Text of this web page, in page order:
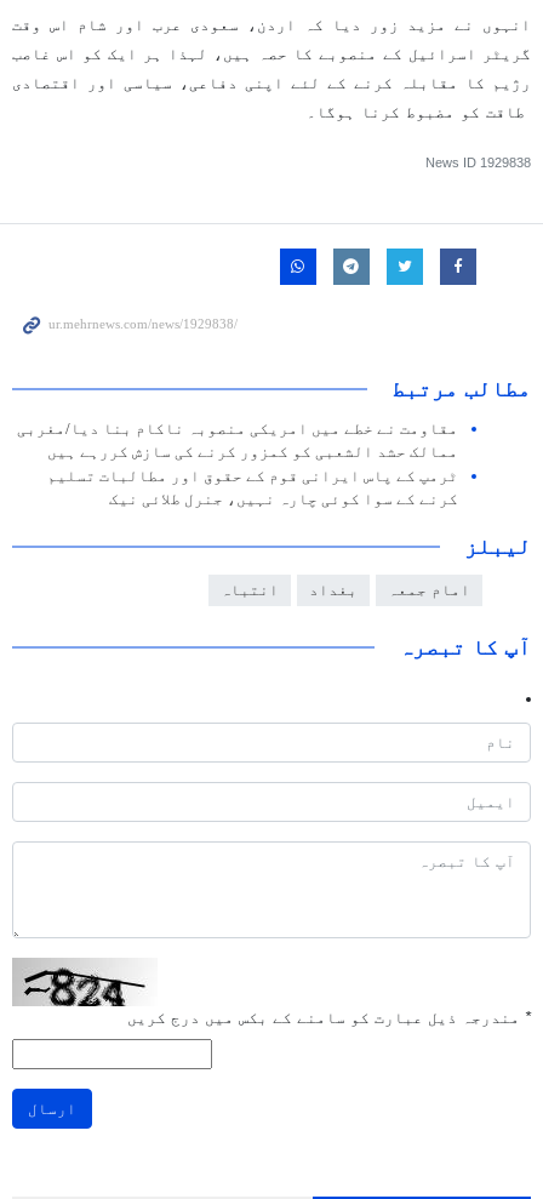
انہوں نے مزید زور دیا کہ اردن، سعودی عرب اور شام اس وقت
گریٹر اسرائیل کے منصوبے کا حصہ ہیں، لہذا ہر ایک کو اس غاصب
رژیم کا مقابلہ کرنے کے لئے اپنی دفاعی، سیاسی اور اقتصادی
طاقت کو مضبوط کرنا ہوگا۔
News ID 1929838
مطالب مرتبط
مقاومت نے خطے میں امریکی منصوبہ ناکام بنا دیا/مغربی
ممالک حشد الشعبی کو کمزور کرنے کی سازش کررہے ہیں
ٹرمپ کے پاس ایرانی قوم کے حقوق اور مطالبات تسلیم
کرنے کے سوا کوئی چارہ نہیں، جنرل طلائی نیک
لیبلز
امام جمعہ بغداد انتباہ
آپ کا تبصرہ
* مندرجہ ذیل عبارت کو سامنے کے بکس میں درج کریں
ارسال